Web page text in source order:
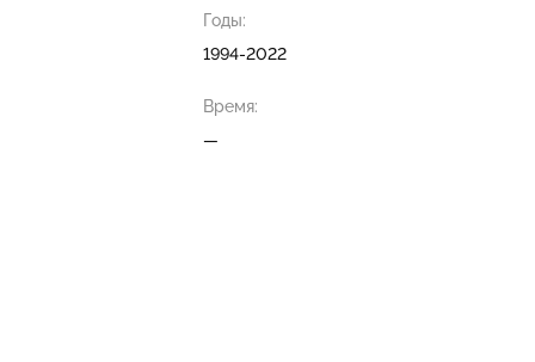
Годы:
1994-2022
Время:
—